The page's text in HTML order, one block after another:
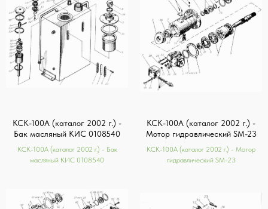
КСК-100А (каталог 2002 г.) -
Бак масляный КИС 0108540
КСК-100А (каталог 2002 г.) - Бак
масляный КИС 0108540
КСК-100А (каталог 2002 г.) -
Мотор гидравлический SM-23
КСК-100А (каталог 2002 г.) - Мотор
гидравлический SM-23